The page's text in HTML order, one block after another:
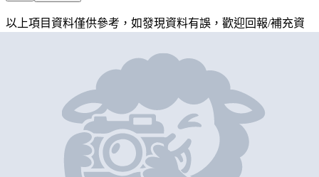
以上項目資料僅供參考，如發現資料有誤，歡迎回報/補充資
Black Kite Brewery Limited